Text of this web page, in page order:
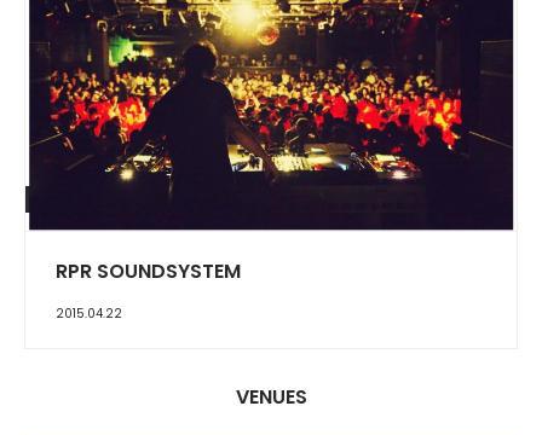
RPR SOUNDSYSTEM
2015.04.22
VENUES